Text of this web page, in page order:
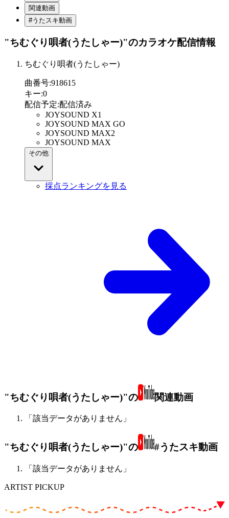
関連動画
#うたスキ動画
"ちむぐり唄者(うたしゃー)"のカラオケ配信情報
ちむぐり唄者(うたしゃー)
曲番号:918615
キー:0
配信予定:配信済み
JOYSOUND X1
JOYSOUND MAX GO
JOYSOUND MAX2
JOYSOUND MAX
その他
採点ランキングを見る
"ちむぐり唄者(うたしゃー)"の 関連動画
「該当データがありません」
"ちむぐり唄者(うたしゃー)"の #うたスキ動画
「該当データがありません」
ARTIST PICKUP